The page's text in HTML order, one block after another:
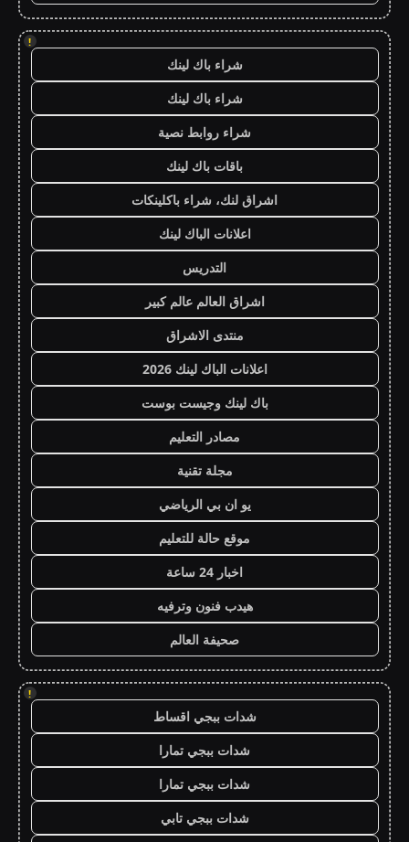
!
شراء باك لينك
شراء باك لينك
شراء روابط نصية
باقات باك لينك
اشراق لنك، شراء باكلينكات
اعلانات الباك لينك
التدريس
اشراق العالم عالم كبير
منتدى الاشراق
اعلانات الباك لينك 2026
باك لينك وجيست بوست
مصادر التعليم
مجلة تقنية
يو ان بي الرياضي
موقع حالة للتعليم
اخبار 24 ساعة
هيدب فنون وترفيه
صحيفة العالم
!
شدات ببجي اقساط
شدات ببجي تمارا
شدات ببجي تمارا
شدات ببجي تابي